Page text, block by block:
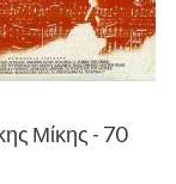
Μίκης - 70